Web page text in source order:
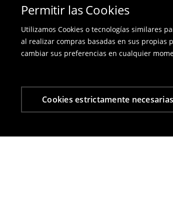
Permitir las Cookies
Utilizamos Cookies o tecnologías similares
al realizar compras basadas en sus propias
cambiar sus preferencias en cualquier
Cookies estrictamente necesarias